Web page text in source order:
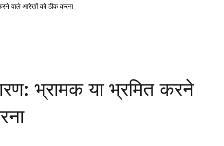
वाले आरेखों को ठीक करना
भ्रामक या भ्रमित करने